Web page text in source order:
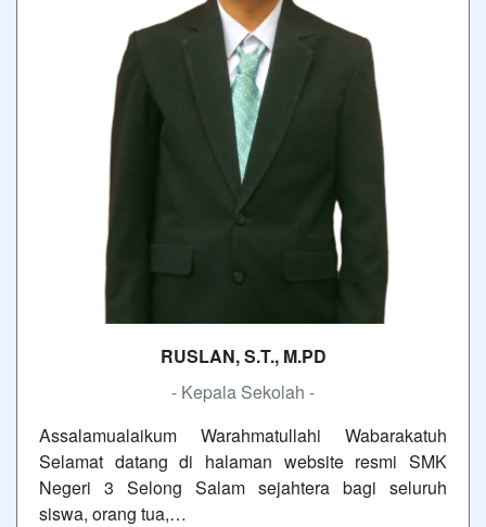
RUSLAN, S.T., M.PD
- Kepala Sekolah -
Assalamualaikum Warahmatullahi Wabarakatuh
Selamat datang di halaman website resmi SMK
Negeri 3 Selong Salam sejahtera bagi seluruh
siswa, orang tua,…